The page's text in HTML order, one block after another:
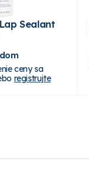
Sealant
ceny sa
registrujte